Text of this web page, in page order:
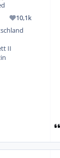
10,1k
Reputation
II